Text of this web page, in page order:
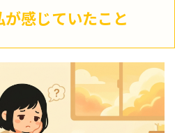
感じていたこと